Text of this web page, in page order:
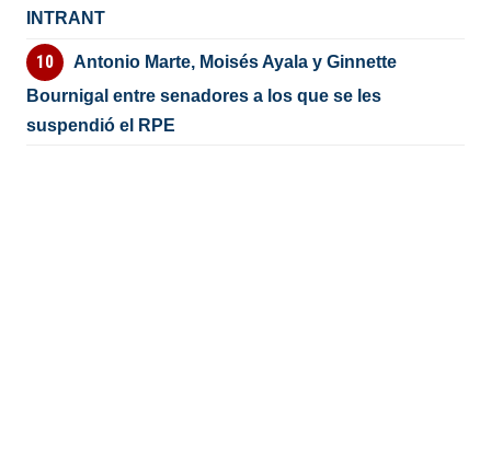
INTRANT
Antonio Marte, Moisés Ayala y Ginnette
Bournigal entre senadores a los que se les
suspendió el RPE